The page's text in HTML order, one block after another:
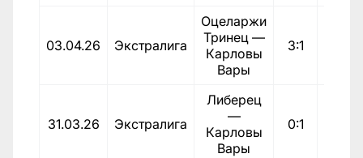
03.04.26 Экстралига
Оцеларжи
Тринец —
Карловы
Вары
3:1
31.03.26 Экстралига
Либерец
—
Карловы
Вары
0:1